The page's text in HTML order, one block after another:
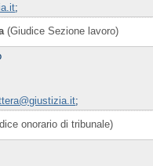
;
(Giudice Sezione lavoro)
;
onorario di tribunale)